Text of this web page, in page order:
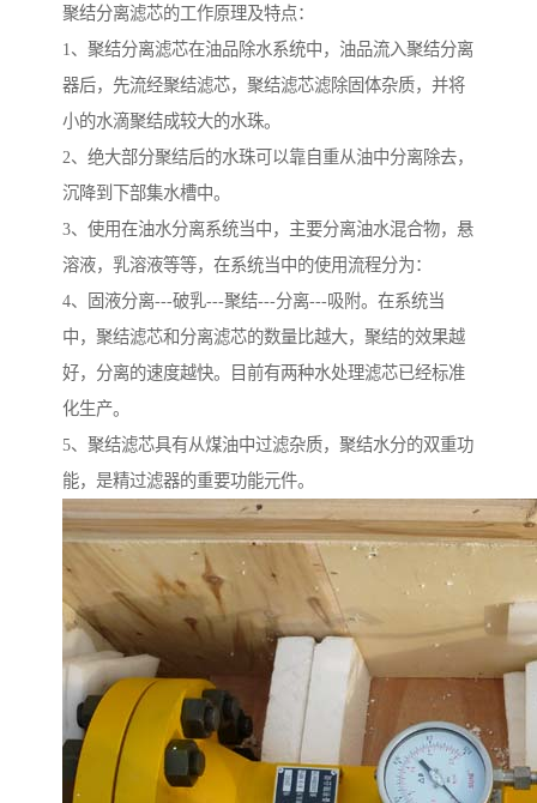
聚结分离滤芯的工作原理及特点：
1、聚结分离滤芯在油品除水系统中，油品流入聚结分离
器后，先流经聚结滤芯，聚结滤芯滤除固体杂质，并将
小的水滴聚结成较大的水珠。
2、绝大部分聚结后的水珠可以靠自重从油中分离除去，
沉降到下部集水槽中。
3、使用在油水分离系统当中，主要分离油水混合物，悬
溶液，乳溶液等等，在系统当中的使用流程分为：
4、固液分离---破乳---聚结---分离---吸附。在系统当
中，聚结滤芯和分离滤芯的数量比越大，聚结的效果越
好，分离的速度越快。目前有两种水处理滤芯已经标准
化生产。
5、聚结滤芯具有从煤油中过滤杂质，聚结水分的双重功
能，是精过滤器的重要功能元件。